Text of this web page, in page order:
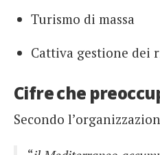
Turismo di massa
Cattiva gestione dei
Cifre che
Secondo